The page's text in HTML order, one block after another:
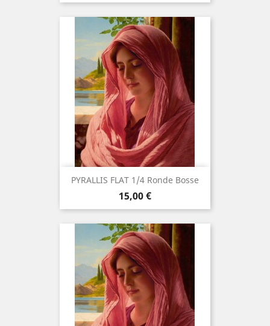
PYRALLIS FLAT 1/4 Ronde Bosse
Prix
15,00 €